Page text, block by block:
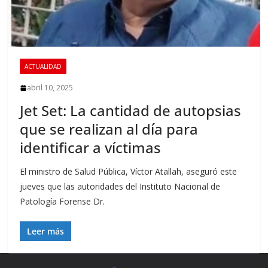
ACTUALIDAD
abril 10, 2025
Jet Set: La cantidad de autopsias
que se realizan al día para
identificar a víctimas
El ministro de Salud Pública, Víctor Atallah, aseguró este
jueves que las autoridades del Instituto Nacional de
Patología Forense Dr.
Leer más